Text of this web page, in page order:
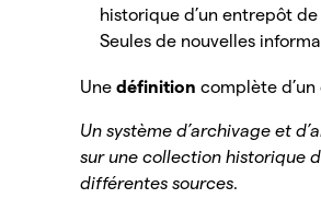
historique d’un entrepôt
Seules de nouvelles
Unedéfinitioncomplète
Un système d’archivage et
sur une collection historique
différentes sources.